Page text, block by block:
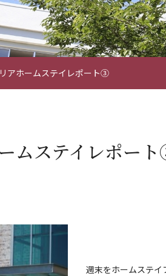
アホームステイレポート③
ムステイレポー
週末をホームステ